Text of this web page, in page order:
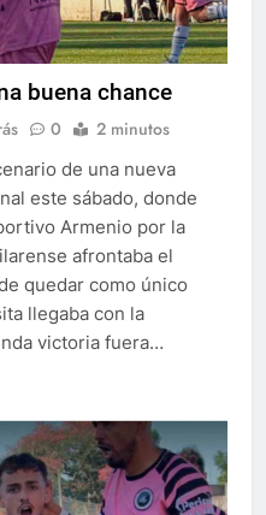
buena chance
0 2 minutos
de una nueva
este sábado, donde
Armenio por la
afrontaba el
quedar como único
llegaba con la
victoria fuera…